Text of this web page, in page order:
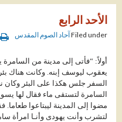
الأحد الرابع
Filed underآحاد الصوم المقدس
أولاً: “فأتى إلى مدينة من السامرة
يعقوب ليوسف إبنه. وكانت هناك
السفر جلس هكذا على البئر وكان
السامرة لتستقى ماء فقال لها
مضوا إلى المدينة ليبتاعوا
لتشرب وأنت يهودى وأنـا امرأة